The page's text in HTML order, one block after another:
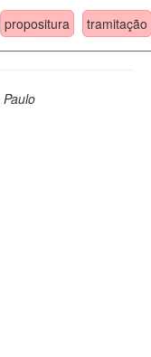
propositura tramitação